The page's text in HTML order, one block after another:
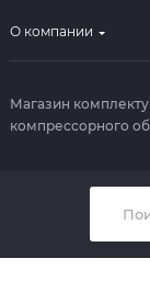
О компании
Магазин
компрессорного